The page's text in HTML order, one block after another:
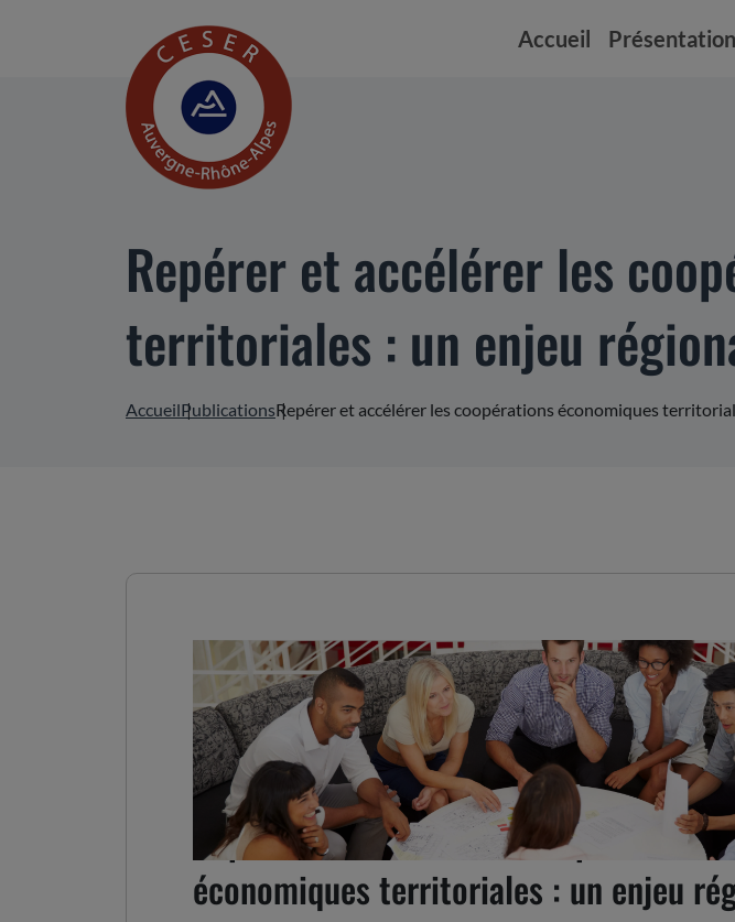
Accueil Présentation
Repérer et accélérer les
territoriales : un enjeu
AccueilPublicationsRepérer et accélérer les coopérations économiques
Repérer et accélérer les coopérations
économiques territoriales : un enjeu